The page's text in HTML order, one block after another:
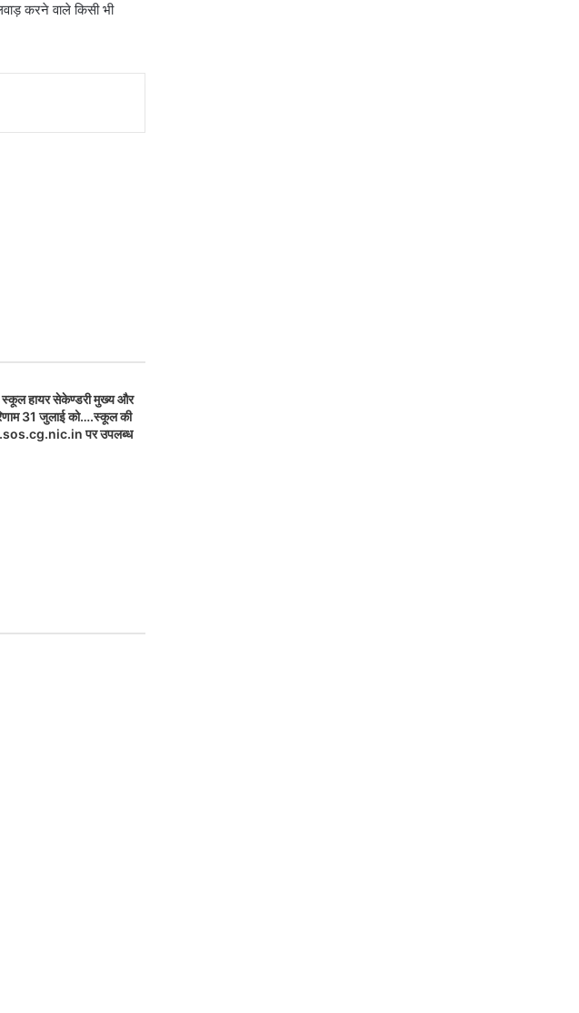
करने वाले किसी भी
हायर सेकेण्डरी मुख्य और
31 जुलाई को….स्कूल की
पर उपलब्ध